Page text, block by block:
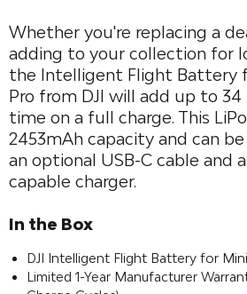
Whether you're replacing a
adding to your collection for
the Intelligent Flight Battery
Pro from DJI will add up to
time on a full charge. This
2453mAh capacity and can
an optional USB-C cable and
capable charger.
In the Box
DJI Intelligent Flight Battery for
Limited 1-Year Manufacturer